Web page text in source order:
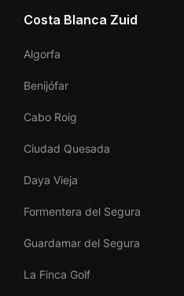
Costa Blanca Zuid
Algorfa
Benijófar
Cabo Roig
Ciudad Quesada
Daya Vieja
Formentera del Segura
Guardamar del Segura
La Finca Golf